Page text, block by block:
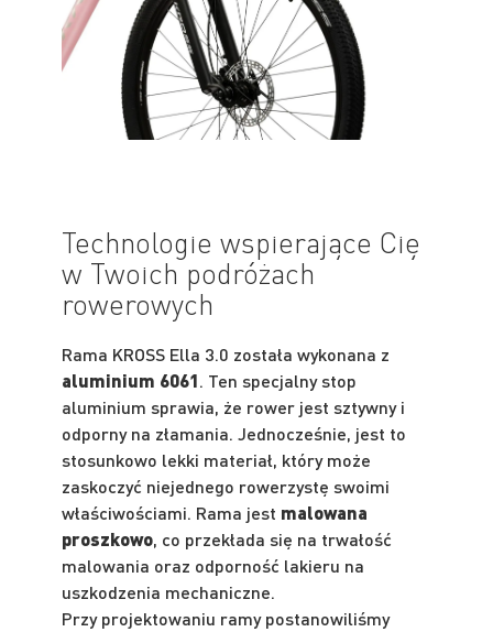
Technologie wspierające Cię
w Twoich podróżach
rowerowych
Rama KROSS Ella 3.0 została wykonana z
aluminium 6061. Ten specjalny stop
aluminium sprawia, że rower jest sztywny i
odporny na złamania. Jednocześnie, jest to
stosunkowo lekki materiał, który może
zaskoczyć niejednego rowerzystę swoimi
właściwościami. Rama jest malowana
proszkowo, co przekłada się na trwałość
malowania oraz odporność lakieru na
uszkodzenia mechaniczne.
Przy projektowaniu ramy postanowiliśmy